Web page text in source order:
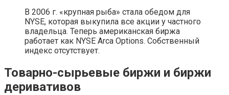
В 2006 г. «крупная рыба» стала обедом для
NYSE, которая выкупила все акции у частного
владельца. Теперь американская биржа
работает как NYSE Arca Options. Собственный
индекс отсутствует.
Товарно-сырьевые биржи и биржи
деривативов